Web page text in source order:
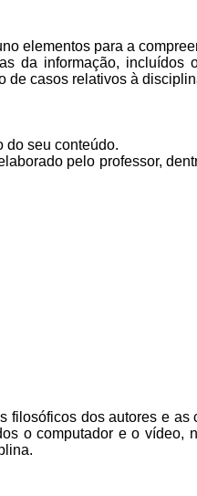
elementos para a
da informação,
de casos relativos à
do seu conteúdo.
pelo professor,
dos autores e
o computador e o vídeo,